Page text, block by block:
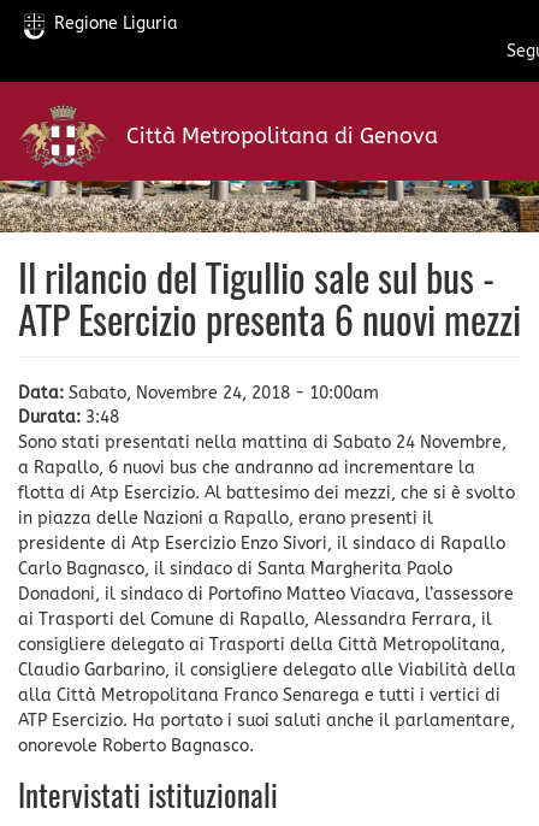
Salta
contenuto
principale
Regione Liguria
Città Metropolitana di Genova
Il rilancio del Tigullio sale sul bus -
ATP Esercizio presenta 6 nuovi mezzi
Data: Sabato, Novembre 24, 2018 - 10:00am
Durata: 3:48
Sono stati presentati nella mattina di Sabato 24 Novembre,
a Rapallo, 6 nuovi bus che andranno ad incrementare la
flotta di Atp Esercizio. Al battesimo dei mezzi, che si è svolto
in piazza delle Nazioni a Rapallo, erano presenti il
presidente di Atp Esercizio Enzo Sivori, il sindaco di Rapallo
Carlo Bagnasco, il sindaco di Santa Margherita Paolo
Donadoni, il sindaco di Portofino Matteo Viacava, l’assessore
ai Trasporti del Comune di Rapallo, Alessandra Ferrara, il
consigliere delegato ai Trasporti della Città Metropolitana,
Claudio Garbarino, il consigliere delegato alle Viabilità della
alla Città Metropolitana Franco Senarega e tutti i vertici di
ATP Esercizio. Ha portato i suoi saluti anche il parlamentare,
onorevole Roberto Bagnasco.
Intervistati istituzionali